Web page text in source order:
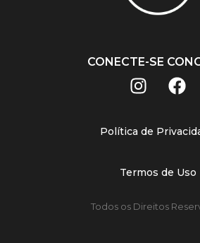
CONECTE-SE
Política de
Termos de Uso
Todos os Direitos